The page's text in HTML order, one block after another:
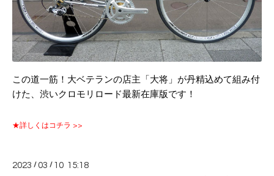
この道一筋！大ベテランの店主「大将」が丹精込めて組み付
けた、渋いクロモリロード最新在庫版です！
★詳しくはコチラ >>
2023 /03 / 10 15:18